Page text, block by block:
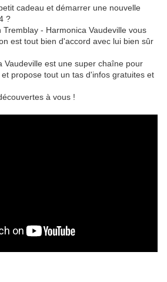
cadeau et démarrer une nouvelle
?
- Harmonica Vaudeville vous
est tout bien d'accord avec lui bien sûr
Vaudeville est une super chaîne pour
propose tout un tas d'infos gratuites et
à vous !